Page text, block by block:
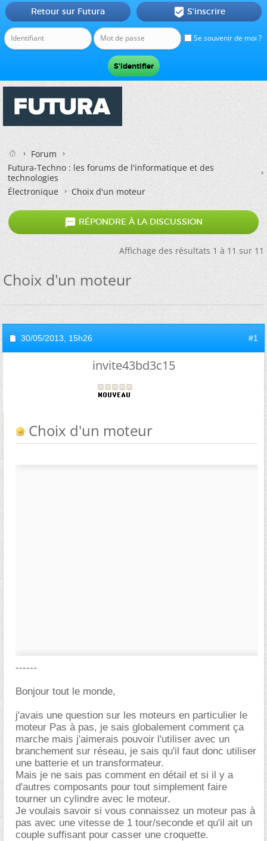
Se souvenir de moi ?
Retour sur Futura  S'inscrire
Forum
Futura-Techno : les forums de l'informatique et des
technologies
Électronique
Choix d'un moteur
 RÉPONDRE À LA DISCUSSION
Affichage des résultats 1 à 11 sur 11
Choix d'un moteur
30/05/2013, 15h26 #1
invite43bd3c15
Choix d'un moteur
------
Bonjour tout le monde,
j'avais une question sur les moteurs en particulier le
moteur Pas à pas, je sais globalement comment ça
marche mais j'aimerais pouvoir l'utiliser avec un
branchement sur réseau, je sais qu'il faut donc utiliser
une batterie et un transformateur.
Mais je ne sais pas comment en détail et si il y a
d'autres composants pour tout simplement faire
tourner un cylindre avec le moteur.
Je voulais savoir si vous connaissez un moteur pas à
pas avec une vitesse de 1 tour/seconde et qu'il ait un
couple suffisant pour casser une croquette.